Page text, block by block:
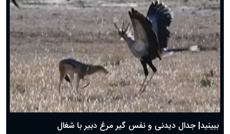
دعای روز ششم ماه رمضان؛ ۵ اسفند ۱۴۰۴
دعای روز پنجم ماه رمضان؛ ۴ اسفند ۱۴۰۴
دعای روز چهارم ماه مبارک رمضان؛ ۳ اسفند ۱۴۰۴
دعای روز سوم ماه مبارک رمضان؛ ۱۴ اسفند ۱۴۰۴
دعای روز دوم ماه مبارک رمضان ۱ اسفند ماه ۱۴۰۴
دعای روز اول ماه مبارک رمضان، ۳۰ بهمن ۱۴۰۴
حضرت زینب(س) چگونه از دنیا رفت؟
بهترین پیامک تبریک روز پدر ۱۴۰۴؛ جملات زیبا و صمیمانه
ببینید| جدال دیدنی و نفس گیر مرغ دبیر با شغال